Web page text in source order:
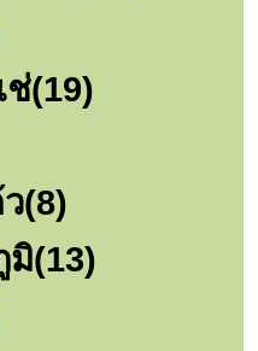
ช่(19)
(8)
มิ(13)